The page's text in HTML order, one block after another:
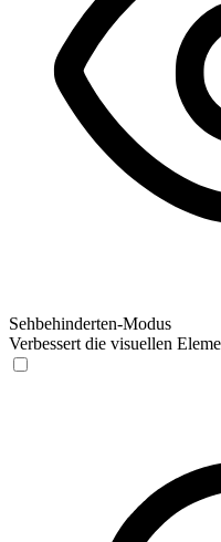
Sehbehinderten-Modus
Verbessert die visuellen